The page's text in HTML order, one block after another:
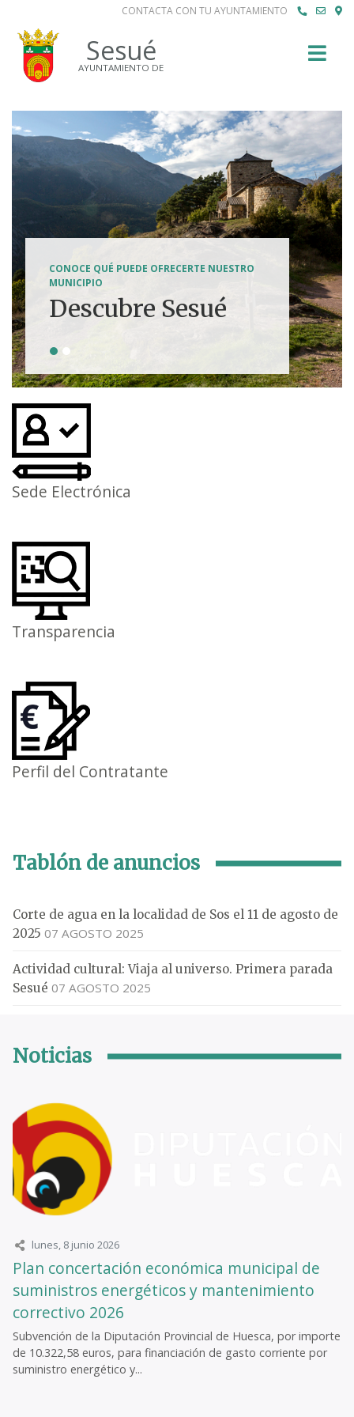
CONTACTA CON TU AYUNTAMIENTO
Sesué
AYUNTAMIENTO DE
CONOCE QUÉ PUEDE OFRECERTE NUESTRO
MUNICIPIO
Descubre Sesué
Tierra de
aventuras
Sede Electrónica
Transparencia
Perfil del Contratante
Tablón de anuncios
Corte de agua en la localidad de Sos el 11 de agosto de
2025 07 AGOSTO 2025
Actividad cultural: Viaja al universo. Primera parada
Sesué 07 AGOSTO 2025
Noticias
lunes, 8 junio 2026
Plan concertación económica municipal de
suministros energéticos y mantenimiento
correctivo 2026
Subvención de la Diputación Provincial de Huesca, por importe
de 10.322,58 euros, para financiación de gasto corriente por
suministro energético y...